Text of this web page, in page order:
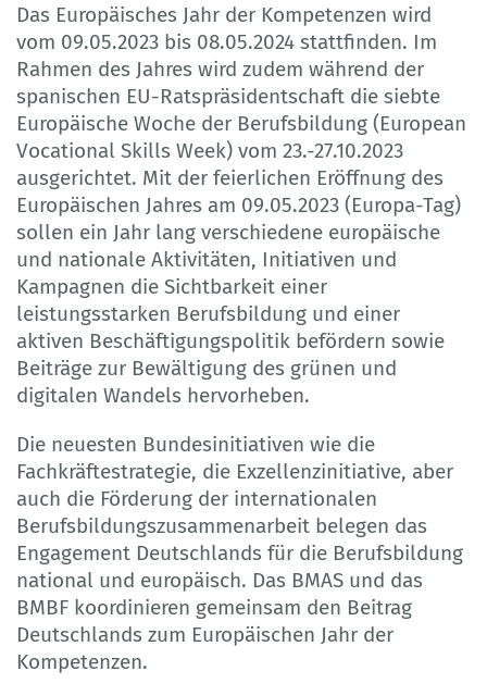
Das Europäisches Jahr der Kompetenzen wird
vom 09.05.2023 bis 08.05.2024 stattfinden. Im
Rahmen des Jahres wird zudem während der
spanischen EU-Ratspräsidentschaft die siebte
Europäische Woche der Berufsbildung (European
Vocational Skills Week) vom 23.-27.10.2023
ausgerichtet. Mit der feierlichen Eröffnung des
Europäischen Jahres am 09.05.2023 (Europa-Tag)
sollen ein Jahr lang verschiedene europäische
und nationale Aktivitäten, Initiativen und
Kampagnen die Sichtbarkeit einer
leistungsstarken Berufsbildung und einer
aktiven Beschäftigungspolitik befördern sowie
Beiträge zur Bewältigung des grünen und
digitalen Wandels hervorheben.
Die neuesten Bundesinitiativen wie die
Fachkräftestrategie, die Exzellenzinitiative, aber
auch die Förderung der internationalen
Berufsbildungszusammenarbeit belegen das
Engagement Deutschlands für die Berufsbildung
national und europäisch. Das BMAS und das
BMBF koordinieren gemeinsam den Beitrag
Deutschlands zum Europäischen Jahr der
Kompetenzen.